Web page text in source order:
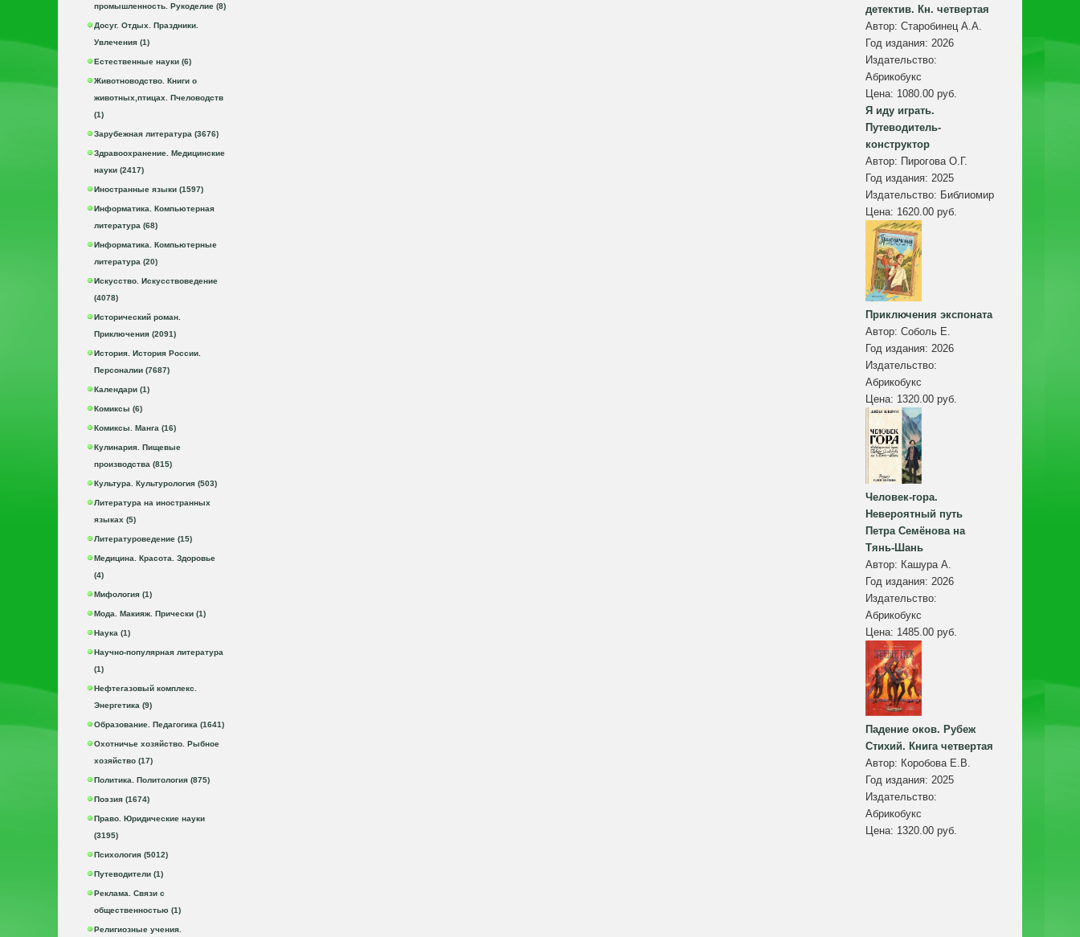
промышленность. Рукоделие (8)
Досуг. Отдых. Праздники.
Увлечения (1)
Естественные науки (6)
Животноводство. Книги о
животных,птицах. Пчеловодств
(1)
Зарубежная литература (3676)
Здравоохранение. Медицинские
науки (2417)
Иностранные языки (1597)
Информатика. Компьютерная
литература (68)
Информатика. Компьютерные
литература (20)
Искусство. Искусствоведение
(4078)
Исторический роман.
Приключения (2091)
История. История России.
Персоналии (7687)
Календари (1)
Комиксы (6)
Комиксы. Манга (16)
Кулинария. Пищевые
производства (815)
Культура. Культурология (503)
Литература на иностранных
языках (5)
Литературоведение (15)
Медицина. Красота. Здоровье
(4)
Мифология (1)
Мода. Макияж. Прически (1)
Наука (1)
Научно-популярная литература
(1)
Нефтегазовый комплекс.
Энергетика (9)
Образование. Педагогика (1641)
Охотничье хозяйство. Рыбное
хозяйство (17)
Политика. Политология (875)
Поэзия (1674)
Право. Юридические науки
(3195)
Психология (5012)
Путеводители (1)
Реклама. Связи с
общественностью (1)
Религиозные учения.
детектив. Кн. четвертая
Автор: Старобинец А.А.
Год издания: 2026
Издательство:
Абрикобукс
Цена: 1080.00 руб.
Я иду играть.
Путеводитель-
конструктор
Автор: Пирогова О.Г.
Год издания: 2025
Издательство: Библиомир
Цена: 1620.00 руб.
Приключения экспоната
Автор: Соболь Е.
Год издания: 2026
Издательство:
Абрикобукс
Цена: 1320.00 руб.
Человек-гора.
Невероятный путь
Петра Семёнова на
Тянь-Шань
Автор: Кашура А.
Год издания: 2026
Издательство:
Абрикобукс
Цена: 1485.00 руб.
Падение оков. Рубеж
Стихий. Книга четвертая
Автор: Коробова Е.В.
Год издания: 2025
Издательство:
Абрикобукс
Цена: 1320.00 руб.